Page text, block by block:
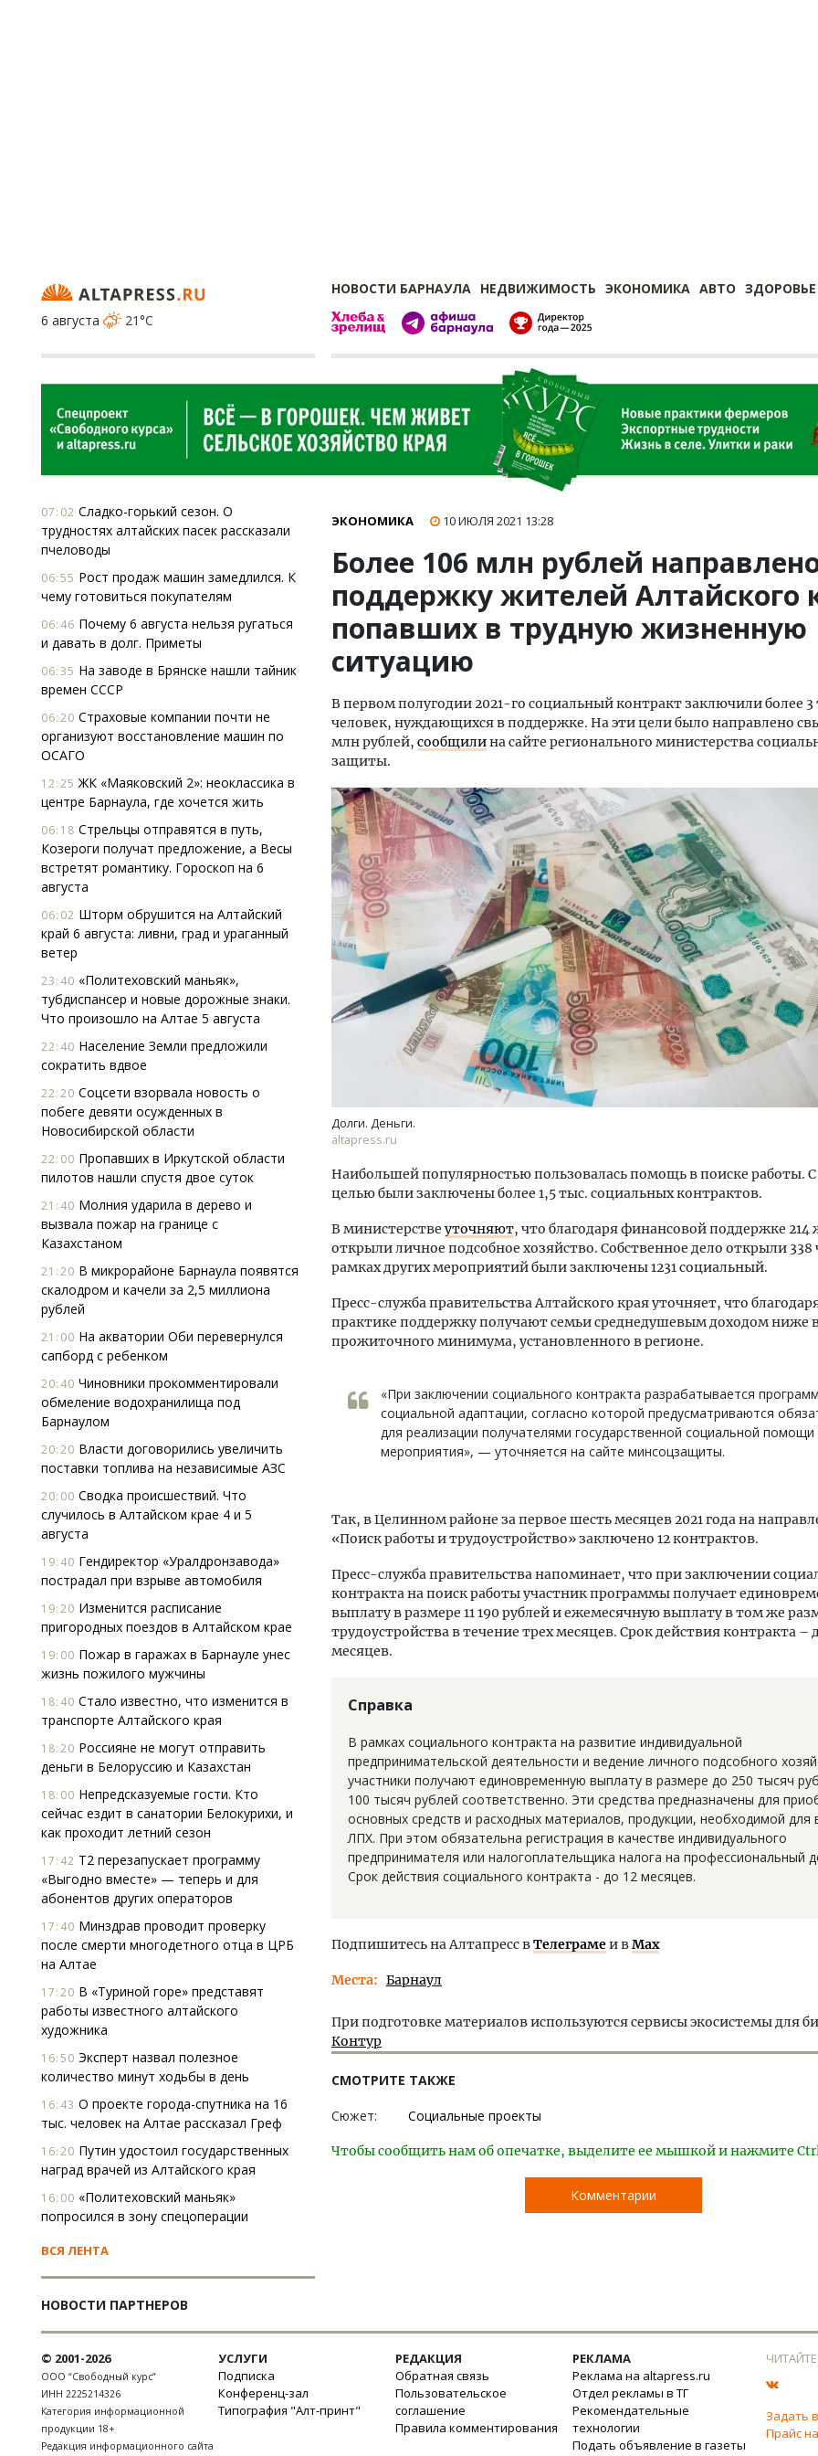
НОВОСТИ БАРНАУЛА НЕДВИЖИМОСТЬ ЭКОНОМИКА АВТО ЗДОРОВЬЕ
6 августа
21°C
07:02 Сладко-горький сезон. О
трудностях алтайских пасек рассказали
пчеловоды
06:55 Рост продаж машин замедлился. К
чему готовиться покупателям
06:46 Почему 6 августа нельзя ругаться
и давать в долг. Приметы
06:35 На заводе в Брянске нашли тайник
времен СССР
06:20 Страховые компании почти не
организуют восстановление машин по
ОСАГО
12:25 ЖК «Маяковский 2»: неоклассика в
центре Барнаула, где хочется жить
06:18 Стрельцы отправятся в путь,
Козероги получат предложение, а Весы
встретят романтику. Гороскоп на 6
августа
06:02 Шторм обрушится на Алтайский
край 6 августа: ливни, град и ураганный
ветер
23:40 «Политеховский маньяк»,
тубдиспансер и новые дорожные знаки.
Что произошло на Алтае 5 августа
22:40 Население Земли предложили
сократить вдвое
22:20 Соцсети взорвала новость о
побеге девяти осужденных в
Новосибирской области
22:00 Пропавших в Иркутской области
пилотов нашли спустя двое суток
21:40 Молния ударила в дерево и
вызвала пожар на границе с
Казахстаном
21:20 В микрорайоне Барнаула появятся
скалодром и качели за 2,5 миллиона
рублей
21:00 На акватории Оби перевернулся
сапборд с ребенком
20:40 Чиновники прокомментировали
обмеление водохранилища под
Барнаулом
20:20 Власти договорились увеличить
поставки топлива на независимые АЗС
20:00 Сводка происшествий. Что
случилось в Алтайском крае 4 и 5
августа
19:40 Гендиректор «Уралдронзавода»
пострадал при взрыве автомобиля
19:20 Изменится расписание
пригородных поездов в Алтайском крае
19:00 Пожар в гаражах в Барнауле унес
жизнь пожилого мужчины
18:40 Стало известно, что изменится в
транспорте Алтайского края
18:20 Россияне не могут отправить
деньги в Белоруссию и Казахстан
18:00 Непредсказуемые гости. Кто
сейчас ездит в санатории Белокурихи, и
как проходит летний сезон
17:42 Т2 перезапускает программу
«Выгодно вместе» — теперь и для
абонентов других операторов
17:40 Минздрав проводит проверку
после смерти многодетного отца в ЦРБ
на Алтае
17:20 В «Туриной горе» представят
работы известного алтайского
художника
16:50 Эксперт назвал полезное
количество минут ходьбы в день
16:43 О проекте города-спутника на 16
тыс. человек на Алтае рассказал Греф
16:20 Путин удостоил государственных
наград врачей из Алтайского края
16:00 «Политеховский маньяк»
попросился в зону спецоперации
ВСЯ ЛЕНТА
НОВОСТИ ПАРТНЕРОВ
ЭКОНОМИКА 10 ИЮЛЯ 2021 13:28
Более 106 млн рублей
поддержку жителей Алтайского
попавших в трудную жизненную
ситуацию
В первом полугодии 2021-го социальный контракт заключили более 3
человек, нуждающихся в поддержке. На эти цели было направлено
млн рублей, сообщилина сайте регионального министерства
защиты.
Долги. Деньги.
altapress.ru
Наибольшей популярностью пользовалась помощь в поиске работы. С
целью были заключены более 1,5 тыс. социальных контрактов.
В министерстве уточняют, что благодаря финансовой поддержке 214
открыли личное подсобное хозяйство. Собственное дело открыли 338
рамках других мероприятий были заключены 1231 социальный.
Пресс-служба правительства Алтайского края уточняет, что
практике поддержку получают семьи среднедушевым доходом ниже
прожиточного минимума, установленного в регионе.
«При заключении социального контракта разрабатывается
социальной адаптации, согласно которой предусматриваются
для реализации получателями государственной социальной помощи
мероприятия», — уточняется на сайте минсоцзащиты.
Так, в Целинном районе за первое шесть месяцев 2021 года на
«Поиск работы и трудоустройство» заключено 12 контрактов.
Пресс-служба правительства напоминает, что при заключении
контракта на поиск работы участник программы получает
выплату в размере 11 190 рублей и ежемесячную выплату в том же
трудоустройства в течение трех месяцев. Срок действия контракта –
месяцев.
Справка
В рамках социального контракта на развитие индивидуальной
предпринимательской деятельности и ведение личного подсобного
участники получают единовременную выплату в размере до 250 тысяч
100 тысяч рублей соответственно. Эти средства предназначены для
основных средств и расходных материалов, продукции, необходимой для
ЛПХ. При этом обязательна регистрация в качестве индивидуального
предпринимателя или налогоплательщика налога на профессиональный
Срок действия социального контракта - до 12 месяцев.
Подпишитесь на Алтапресс вТелеграмеи вMax
Места Барнаул
При подготовке материалов используются сервисы экосистемы для
Контур
СМОТРИТЕ ТАКЖЕ
Сюжет: Социальные проекты
Чтобы сообщить нам об опечатке, выделите ее мышкой и нажмите
Комментарии
Тренд-2026: почему бамбуковые
панели меняют правила ремонта
ПОТРЕБИТЕЛЬ
Тихая гавань для
ИЖС Алтайского края
не остановился
СТРОИТЕЛЬСТВО
© 2001-2026
ООО “Свободный курс”
ИНН 2225214326
Категория информационной
продукции 18+
Редакция информационного сайта
УСЛУГИ
Подписка
Конференц-зал
Типография "Алт-принт"
РЕДАКЦИЯ
Обратная связь
Пользовательское
соглашение
Правила комментирования
РЕКЛАМА
Реклама на altapress.ru
Отдел рекламы в ТГ
Рекомендательные
технологии
Подать объявление в газеты
Задать
Прайс